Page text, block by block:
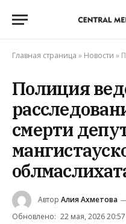
Главная страница » Новости »
Полиция
смерти
Автор Алия Ахметова
Обновлено: 22 мая, 2026 20:57